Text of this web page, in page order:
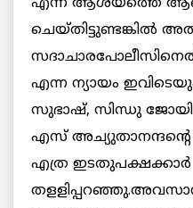
എന്ന ആശയത്തെ
ചെയ്തിട്ടുണ്ടങ്കില്‍
എന്ന ന്യായം
സുഭാഷ്, സിന്ധു ജോയി
എസ് അച്യുതാനന്ദന്റെ
എത്ര ഇടതുപക്ഷക്കാര്‍
തളളിപ്പറഞ്ഞു.അവസാനം